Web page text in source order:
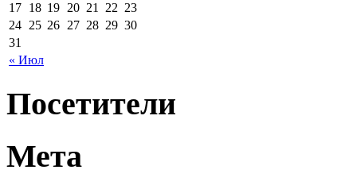
« Июл
17 18 19 20 21 22 23
24 25 26 27 28 29 30
31
Посетители
Мета